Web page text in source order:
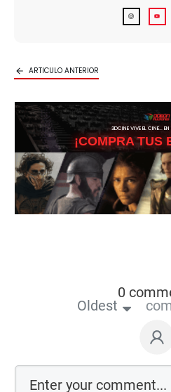
ARTICULO ANTERIOR
3DCINE VIVE EL CINE… EN
¡COMPRA TUS
0
Oldest